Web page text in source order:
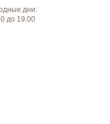
дни:
до 19.00